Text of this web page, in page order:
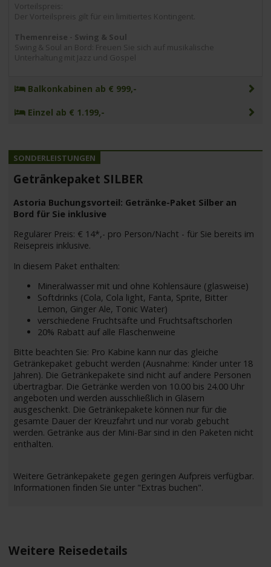
Vorteilspreis:
Der Vorteilspreis gilt für ein limitiertes Kontingent.
Themenreise - Swing & Soul
Swing & Soul an Bord: Freuen Sie sich auf musikalische
Unterhaltung mit Jazz und Gospel
Balkonkabinen ab € 999,-
Einzel ab € 1.199,-
Getränkepaket SILBER
Astoria Buchungsvorteil: Getränke-Paket Silber an
Bord für Sie inklusive
Regulärer Preis: € 14*,- pro Person/Nacht - für Sie bereits im
Reisepreis inklusive.
In diesem Paket enthalten:
Mineralwasser mit und ohne Kohlensäure (glasweise)
Softdrinks (Cola, Cola light, Fanta, Sprite, Bitter
Lemon, Ginger Ale, Tonic Water)
verschiedene Fruchtsäfte und Fruchtsaftschorlen
20% Rabatt auf alle Flaschenweine
Bitte beachten Sie: Pro Kabine kann nur das gleiche
Getränkepaket gebucht werden (Ausnahme: Kinder unter 18
Jahren). Die Getränkepakete sind nicht auf andere Personen
übertragbar. Die Getränke werden von 10.00 bis 24.00 Uhr
angeboten und werden ausschließlich in Gläsern
ausgeschenkt. Die Getränkepakete können nur für die
gesamte Dauer der Kreuzfahrt und nur vorab gebucht
werden. Getränke aus der Mini-Bar sind in den Paketen nicht
enthalten.
Weitere Getränkepakete gegen geringen Aufpreis verfügbar.
Informationen finden Sie unter "Extras buchen".
Weitere Reisedetails